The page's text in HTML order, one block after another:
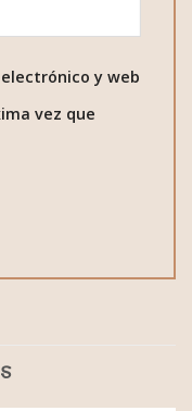
y web
vez que